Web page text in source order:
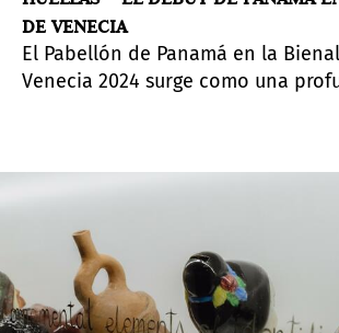
DE VENECIA
El Pabellón de Panamá en la
Venecia 2024 surge como una
atención al contexto panameño,
por cuatro artistas a través de
collages, esculturas de vidrio e